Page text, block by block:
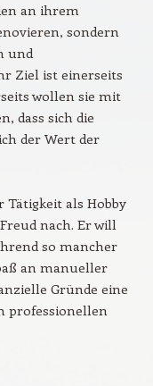
an ihrem
sondern
und
Ziel ist einerseits
wollen sie mit
dass sich die
der Wert der
Tätigkeit als Hobby
nach. Er will
so mancher
an manueller
Gründe eine
professionellen